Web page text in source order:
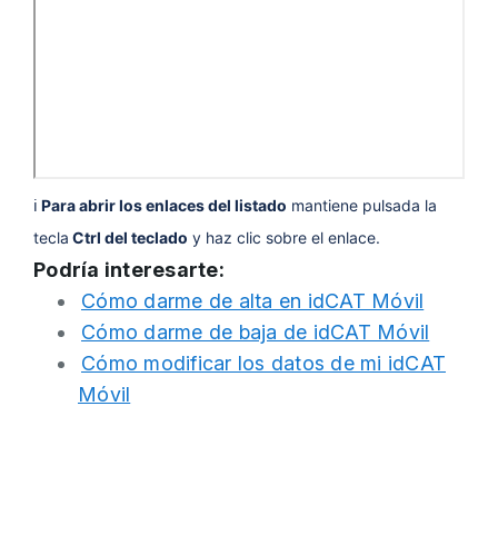
ℹ️ Para abrir los enlaces del listado mantiene pulsada la
tecla Ctrl del teclado y haz clic sobre el enlace.
Podría interesarte:
Cómo darme de alta en idCAT Móvil
Cómo darme de baja de idCAT Móvil
Cómo modificar los datos de mi idCAT
Móvil